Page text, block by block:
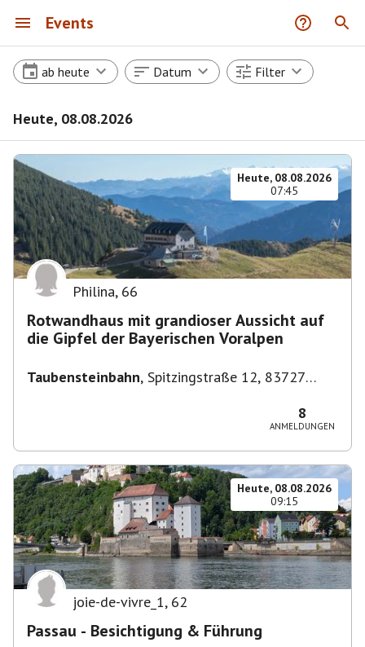
Events
ab heute Datum Filter
Heute, 08.08.2026
Heute, 08.08.2026
07:45
Philina, 66
Rotwandhaus mit grandioser Aussicht auf
die Gipfel der Bayerischen Voralpen
Taubensteinbahn, Spitzingstraße 12, 83727
8
ANMELDUNGEN
Heute, 08.08.2026
09:15
joie-de-vivre_1, 62
Passau - Besichtigung & Führung